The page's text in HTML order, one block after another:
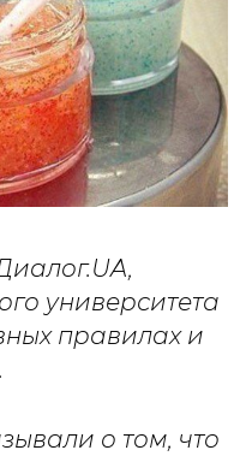
университета
правилах и
.
о том, что